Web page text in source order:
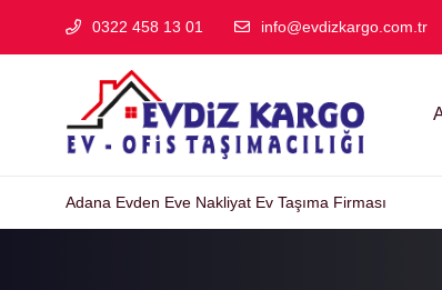
0322 458 13 01 info@evdizkargo.com.tr
Adana Evden Eve Nakliyat Ev Taşıma Firması